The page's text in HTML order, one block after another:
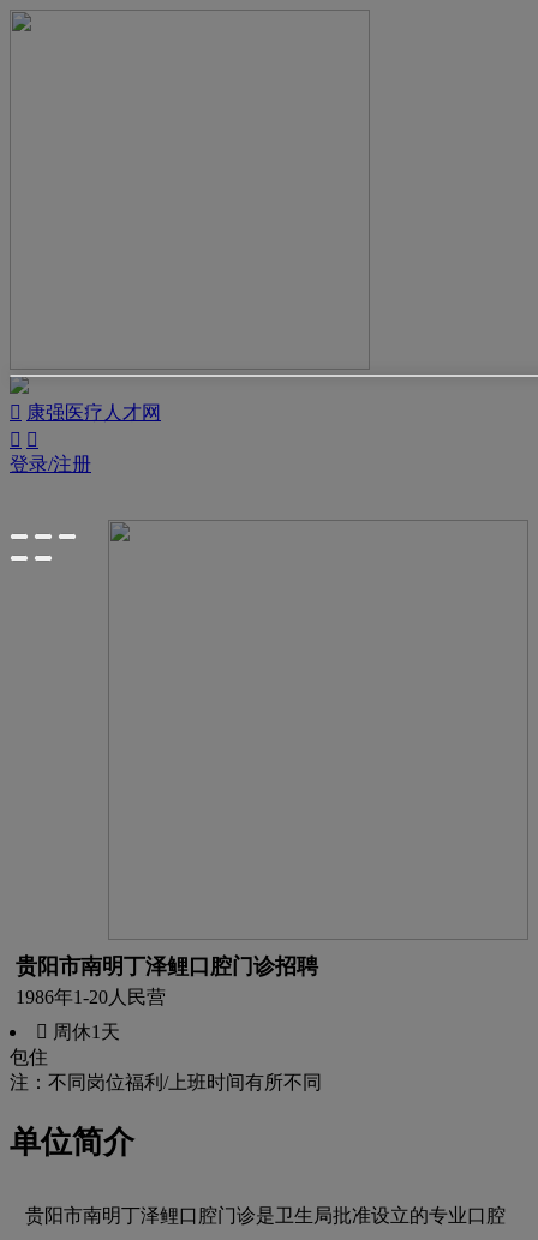
 康强医疗人才网
 
登录/注册
贵阳市南明丁泽鲤口腔门诊招聘
1986年1-20人 民营
 周休1天
包住
注：不同岗位福利/上班时间有所不同
单位简介
贵阳市南明丁泽鲤口腔门诊是卫生局批准设立的专业口腔